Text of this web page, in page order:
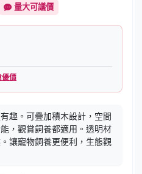
量大可議價
優價
趣。可疊加積木設計，空間
，觀賞飼養都適用。透明材
讓寵物飼養更便利，生態觀